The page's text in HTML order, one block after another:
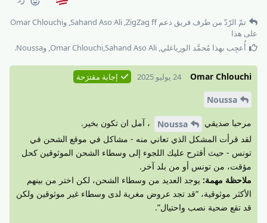
تمّ الرّدّ من طرف فريق دعم ZigZag ff ,
Sahand Aso Ali, وOmar Chlouchi
على هذا
أُعجِب بهذا مُحمَّد الورياغلي,
Sahand Aso Ali
,
Omar Chlouchi, وNoussa
.
Omar Chlouchi 24 يوليو 2025 إجابة مقترَحة
Noussa
مرحبا صديقي Noussa
، آمل ان تكون بخير.
لقد قرأت المشكل الذي تعاني منه - مشاكل في موقع الشحن في
تونس - حيث أقترح عليك اللجوء إلى وسطاء الشحن الموثوقين كحل
مؤقت، من تونس أو من بلد آخر.
ملاحظة مهمة: يوجد العديد من وسطاء الشحن، لكن اختر من بينهم
الأكثر موثوقية، “قد تجد عروض مغرية لدى وسطاء غير موثوقين ولكن
قد تقع ضحية نصب واحتيال”.